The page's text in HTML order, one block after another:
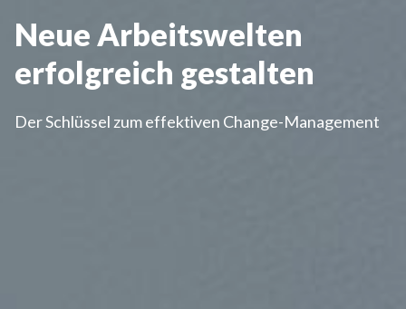
Neue Arbeitswelten
erfolgreich gestalten
Der Schlüssel zum effektiven Change-Management